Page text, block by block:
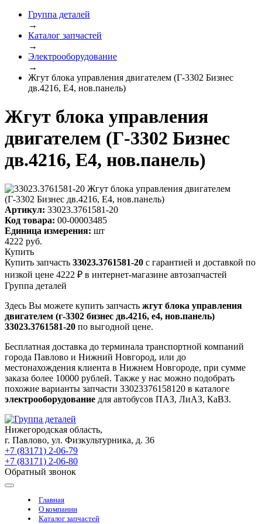
Группа деталей
→
Каталог запчастей
→
Электрооборудование
→
Жгут блока управления двигателем (Г-3302 Бизнес
дв.4216, Е4, нов.панель)
Жгут блока управления
двигателем (Г-3302 Бизнес
дв.4216, Е4, нов.панель)
Артикул: 33023.3761581-20
Код товара: 00-00003485
Единица измерения: шт
4222 руб.
Купить
Купить запчасть 33023.3761581-20 с гарантией и доставкой по
низкой цене 4222 ₽ в интернет-магазине автозапчастей
Группа деталей
Здесь Вы можете купить запчасть жгут блока управления
двигателем (г-3302 бизнес дв.4216, е4, нов.панель)
33023.3761581-20 по выгодной цене.
Бесплатная доставка до терминала транспортной компаний
города Павлово и Нижний Новгород, или до
местонахождения клиента в Нижнем Новгороде, при сумме
заказа более 10000 рублей. Также у нас можно подобрать
похожие варианты запчасти 33023376158120 в каталоге
электрооборудование для автобусов ПАЗ, ЛиАЗ, КаВЗ.
Нижегородская область,
г. Павлово, ул. Физкультурника, д. 36
+7 (83171) 2-06-79
+7 (83171) 2-06-80
Обратный звонок
Главная
О компании
Каталог запчастей